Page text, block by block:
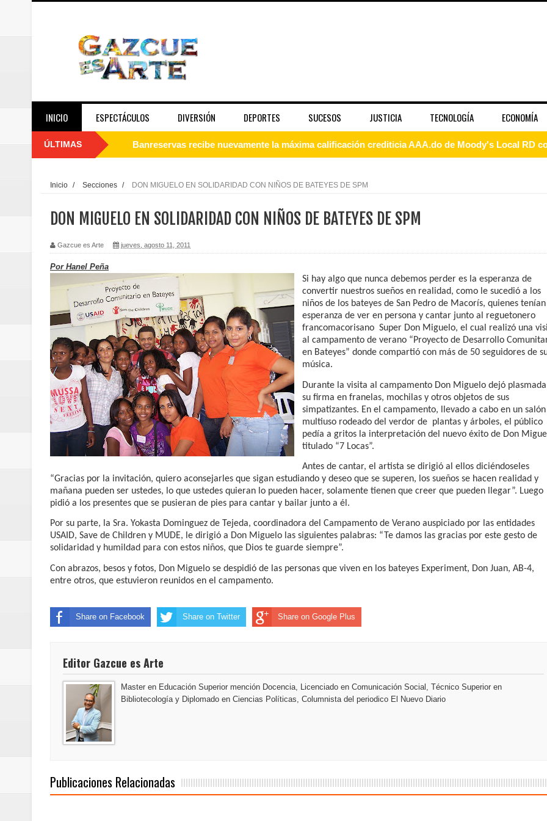
INICIO ESPECTÁCULOS DIVERSIÓN DEPORTES SUCESOS JUSTICIA TECNOLOGÍA ECONOMÍA
ÚLTIMAS Juan Luis Guerra se acompaña del coro “Más que Vencedores” y nos regala el “Canto a la
Embajada dominicana en Francia y Banreservas lanzan convocatoria para residencias artísticas
Pavel Núñez y su Bipolarband deslumbran con una noche de fusiones e invitados de lujo en el
Banreservas y Banco Popular abordan retos y oportunidades del sistema financiero nacional
“Los Rechazados 2” llega a los cines impulsada por la franquicia dominicana más taquillera del
Designan a Angelina Biviana Riveiro como vicepresidenta ejecutiva de Fiduciaria Reservas
Humano Seguros inaugura nueva localidad de Oficina Regional Este en La Romana
Banreservas destina RD$5,000 millones para emprendedoras en la segunda edición del Summit
Sexappeal celebra 25 años de trayectoria artística con nuevo álbum, renovación de su equipo y
conmemorativos
Maridalia Hernández y El Canario se unen al regreso de Pavel Núñez y su “Bipolarband” a Hard
Domingo
Doctor Leonardo Aguilera afirma que Banreservas seguirá impulsando la seguridad alimentaria
Banreservas y sus filiales realizan en Santiago el segundo Foro del Ahorro y la Inversión
Banreservas inaugura oficina en el Centro de Retención de Vehículos de Pedro Brand
Antisoborno certificado
Humano Seguros transforma la emisión de pólizas con Inteligencia Artificial y reduce el proceso
la batuta del maestro José Antonio Molina
Inicio / Secciones / DON MIGUELO EN SOLIDARIDAD CON NIÑOS DE BATEYES DE SPM
DON MIGUELO EN SOLIDARIDAD CON NIÑOS DE BATEYES DE SPM
Gazcue es Arte jueves, agosto 11, 2011
Por Hanel Peña
Si hay algo que nunca debemos perder es la esperanza de
convertir nuestros sueños en realidad, como le sucedió a los
niños de los bateyes de San Pedro de Macorís, quienes
esperanza de ver en persona y cantar junto al reguetonero
francomacorisano Super Don Miguelo, el cual realizó una
al campamento de verano “Proyecto de Desarrollo
en Bateyes” donde compartió con más de 50 seguidores de
música.
Durante la visita al campamento Don Miguelo dejó plasmada
su firma en franelas, mochilas y otros objetos de sus
simpatizantes. En el campamento, llevado a cabo en un salón
multiuso rodeado del verdor de plantas y árboles, el público
pedía a gritos la interpretación del nuevo éxito de Don
titulado “7 Locas”.
Antes de cantar, el artista se dirigió al ellos diciéndoseles
“Gracias por la invitación, quiero aconsejarles que sigan estudiando y deseo que se superen, los sueños se hacen realidad y
mañana pueden ser ustedes, lo que ustedes quieran lo pueden hacer, solamente tienen que creer que pueden llegar”. Luego
pidió a los presentes que se pusieran de pies para cantar y bailar junto a él.
Por su parte, la Sra. Yokasta Dominguez de Tejeda, coordinadora del Campamento de Verano auspiciado por las entidades
USAID, Save de Children y MUDE, le dirigió a Don Miguelo las siguientes palabras: “Te damos las gracias por este gesto de
solidaridad y humildad para con estos niños, que Dios te guarde siempre”.
Con abrazos, besos y fotos, Don Miguelo se despidió de las personas que viven en los bateyes Experiment, Don Juan, AB-4,
entre otros, que estuvieron reunidos en el campamento.
Share on Facebook Share on Twitter Share on Google Plus
Editor Gazcue es Arte
Master en Educación Superior mención Docencia, Licenciado en Comunicación Social, Técnico Superior en
Bibliotecología y Diplomado en Ciencias Políticas, Columnista del periodico El Nuevo Diario
Publicaciones Relacionadas